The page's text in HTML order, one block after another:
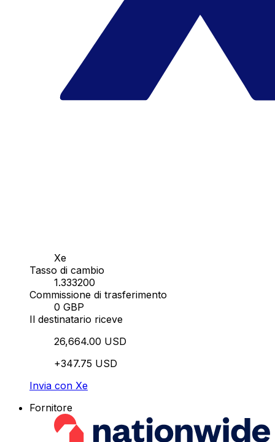
Xe
Tasso di cambio
1.333200
Commissione di trasferimento
0 GBP
Il destinatario riceve
26,664.00 USD
+347.75 USD
Invia con Xe
Fornitore